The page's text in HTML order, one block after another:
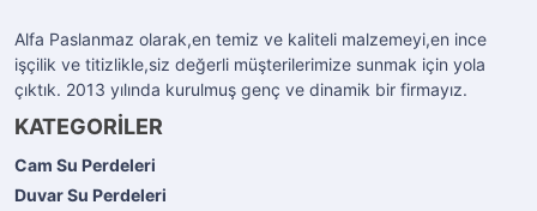
Alfa Paslanmaz olarak,en temiz ve kaliteli malzemeyi,en ince
işçilik ve titizlikle,siz değerli müşterilerimize sunmak için yola
çıktık. 2013 yılında kurulmuş genç ve dinamik bir firmayız.
KATEGORİLER
Cam Su Perdeleri
Duvar Su Perdeleri